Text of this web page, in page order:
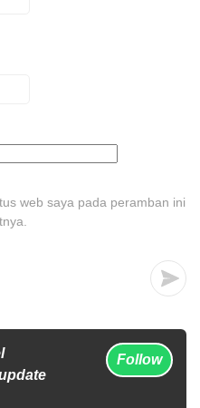
web saya pada peramban ini
Follow